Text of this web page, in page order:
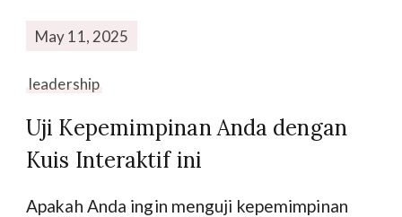
May 11, 2025
leadership
Uji Kepemimpinan Anda dengan
Kuis Interaktif ini
Apakah Anda ingin menguji kepemimpinan